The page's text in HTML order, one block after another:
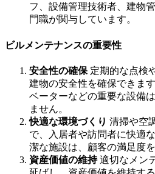
フ、設備管理技術者、建物
門職が関与しています。
ビルメンテナンスの重要性
安全性の確保 定期的な点検
建物の安全性を確保できま
ベーターなどの重要な設備
ません。
快適な環境づくり 清掃や空
で、入居者や訪問者に快適
潔な施設は、顧客の満足度
資産価値の維持適切なメン